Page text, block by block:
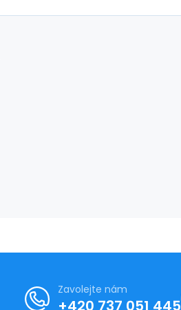
Zavolejte nám
+420 737 051 445